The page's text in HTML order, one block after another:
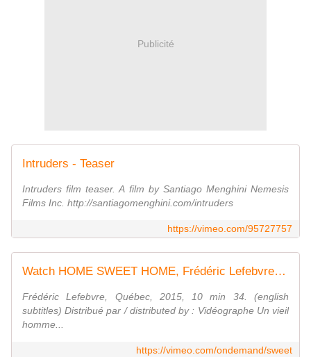
Publicité
Intruders - Teaser
Intruders film teaser. A film by Santiago Menghini Nemesis
Films Inc. http://santiagomenghini.com/intruders
https://vimeo.com/95727757
Watch HOME SWEET HOME, Frédéric Lefebvre Online | Vimeo On Demand
Frédéric Lefebvre, Québec, 2015, 10 min 34. (english
subtitles) Distribué par / distributed by : Vidéographe Un vieil
homme...
https://vimeo.com/ondemand/sweet